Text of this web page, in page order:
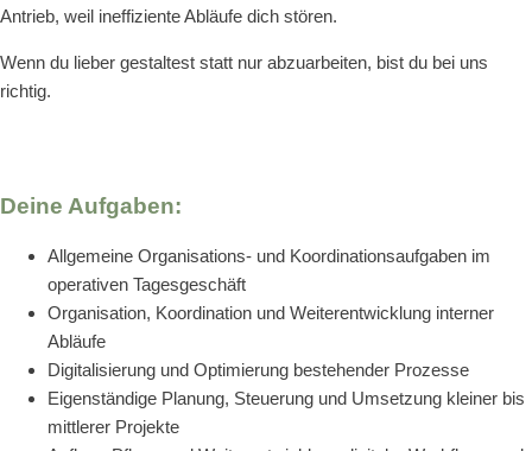
Antrieb, weil ineffiziente Abläufe dich stören.
Wenn du lieber gestaltest statt nur abzuarbeiten, bist du bei uns
richtig.
Deine Aufgaben:
Allgemeine Organisations- und Koordinationsaufgaben im
operativen Tagesgeschäft
Organisation, Koordination und Weiterentwicklung interner
Abläufe
Digitalisierung und Optimierung bestehender Prozesse
Eigenständige Planung, Steuerung und Umsetzung kleiner bis
mittlerer Projekte